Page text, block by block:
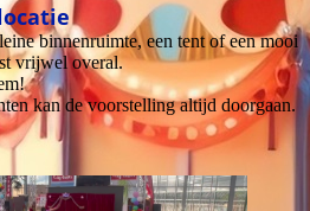
binnenruimte, een tent of een mooi
vrijwel overal.
kan de voorstelling altijd doorgaan.